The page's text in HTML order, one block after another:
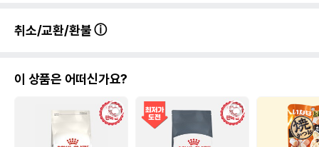
취소/교환/환불
이 상품은 어떠신가요?